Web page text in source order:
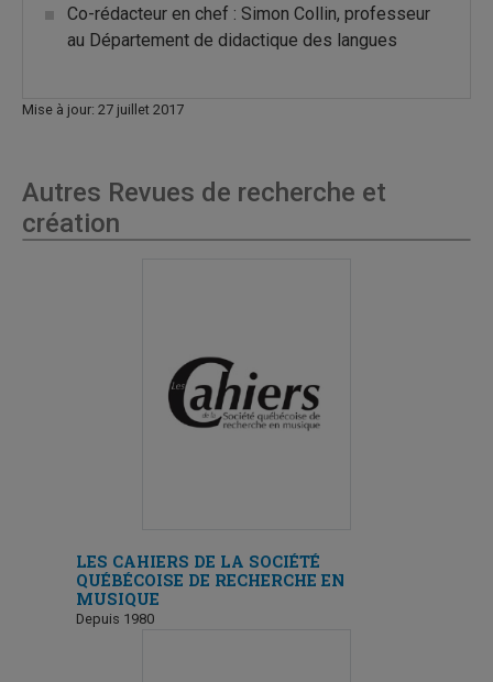
Co-rédacteur en chef : Simon Collin, professeur
au Département de didactique des langues
Mise à jour: 27 juillet 2017
Autres Revues de recherche et
création
LES CAHIERS DE LA SOCIÉTÉ
QUÉBÉCOISE DE RECHERCHE EN
MUSIQUE
Depuis 1980